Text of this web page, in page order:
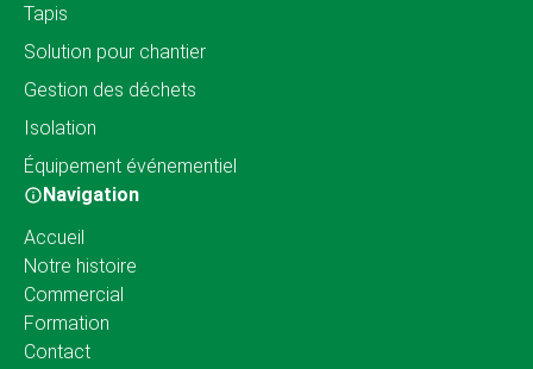
Tapis
Solution pour chantier
Gestion des déchets
Isolation
Équipement événementiel
Navigation
Accueil
Notre histoire
Commercial
Formation
Contact